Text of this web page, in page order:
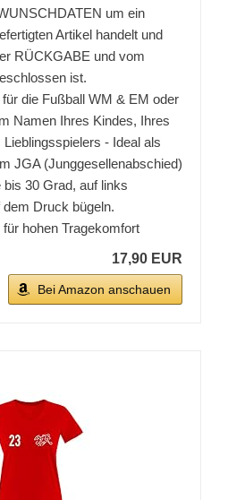
um ein
Artikel handelt und
RÜCKGABE und vom
ist.
die Fußball WM & EM oder
Namen Ihres Kindes, Ihres
- Ideal als
JGA (Junggesellenabschied)
30 Grad, auf links
Druck bügeln.
hohen Tragekomfort
17,90 EUR
Bei Amazon anschauen